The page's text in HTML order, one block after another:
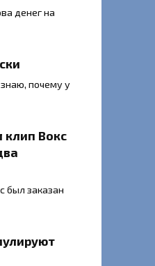
денег на
почему у
клип Вокс
был заказан